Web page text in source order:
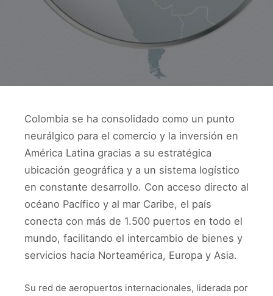
Colombia se ha consolidado como un punto
neurálgico para el comercio y la inversión en
América Latina gracias a su estratégica
ubicación geográfica y a un sistema logístico
en constante desarrollo. Con acceso directo al
océano Pacífico y al mar Caribe, el país
conecta con más de 1.500 puertos en todo el
mundo, facilitando el intercambio de bienes y
servicios hacia Norteamérica, Europa y Asia.
Su red de aeropuertos internacionales, liderada por